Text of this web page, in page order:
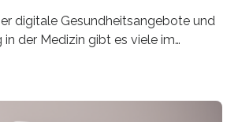
digitale Gesundheitsangebote und
in der Medizin gibt es viele im
abgesicherten Inhalten?